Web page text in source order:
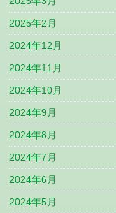
2025年2月
2024年12月
2024年11月
2024年10月
2024年9月
2024年8月
2024年7月
2024年6月
2024年5月